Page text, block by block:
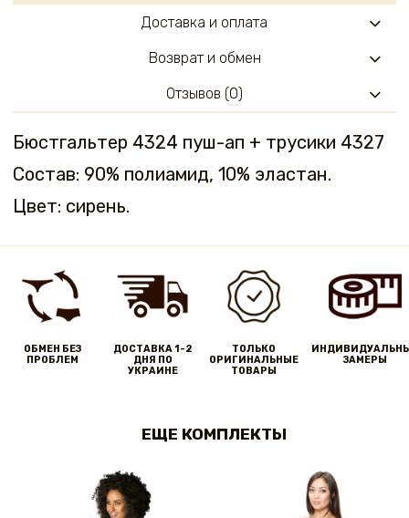
Бюстгальтер 4324 пуш-ап + трусики 4327
Состав: 90% полиамид, 10% эластан.
Цвет: сирень.
Доставка и оплата
Возврат и обмен
Отзывов (0)
ОБМЕН БЕЗ
ПРОБЛЕМ
ДОСТАВКА 1-2
ДНЯ ПО
УКРАИНЕ
ТОЛЬКО
ОРИГИНАЛЬНЫЕ
ТОВАРЫ
ЗАМЕРЫ
ЕЩЕ КОМПЛЕКТЫ